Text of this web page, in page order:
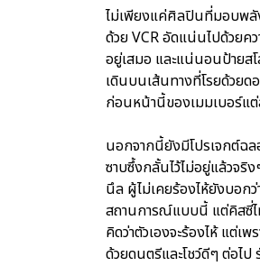
ไม่เพียงแค่ศิลปินที่มอบพลั
ด้วย VCR อัดแน่นไปด้วยค
อยู่เสมอ และแน่นอนป้ายส
เดินบนเส้นทางที่โรยด้วยด
ก่อนหน้านี้ของเมมเบอร์แต่
นอกจากนี้ยังมีโปรเจกต์ฉ
ซาบซึ้งกลั้นไว้ไม่อยู่แล้วจริ
นึล ผู้ไม่เคยร้องไห้ยังบอกว่
สถานการณ์แบบนี้ แต่คิสซี่ไ
คิดว่าตัวเองจะร้องไห้ แต่
ด้วยดนตรีและโชว์ดีๆ ต่อไป